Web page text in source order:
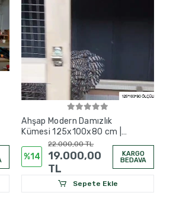
Ahşap Modern Damızlık
Kümesi 125x100x80 cm |
Dıştan Folluklu | Izgaralı |
Gübre Tavalı
%14
22.000,00 TL
19.000,00
TL
KARGO
BEDAVA
Sepete Ekle